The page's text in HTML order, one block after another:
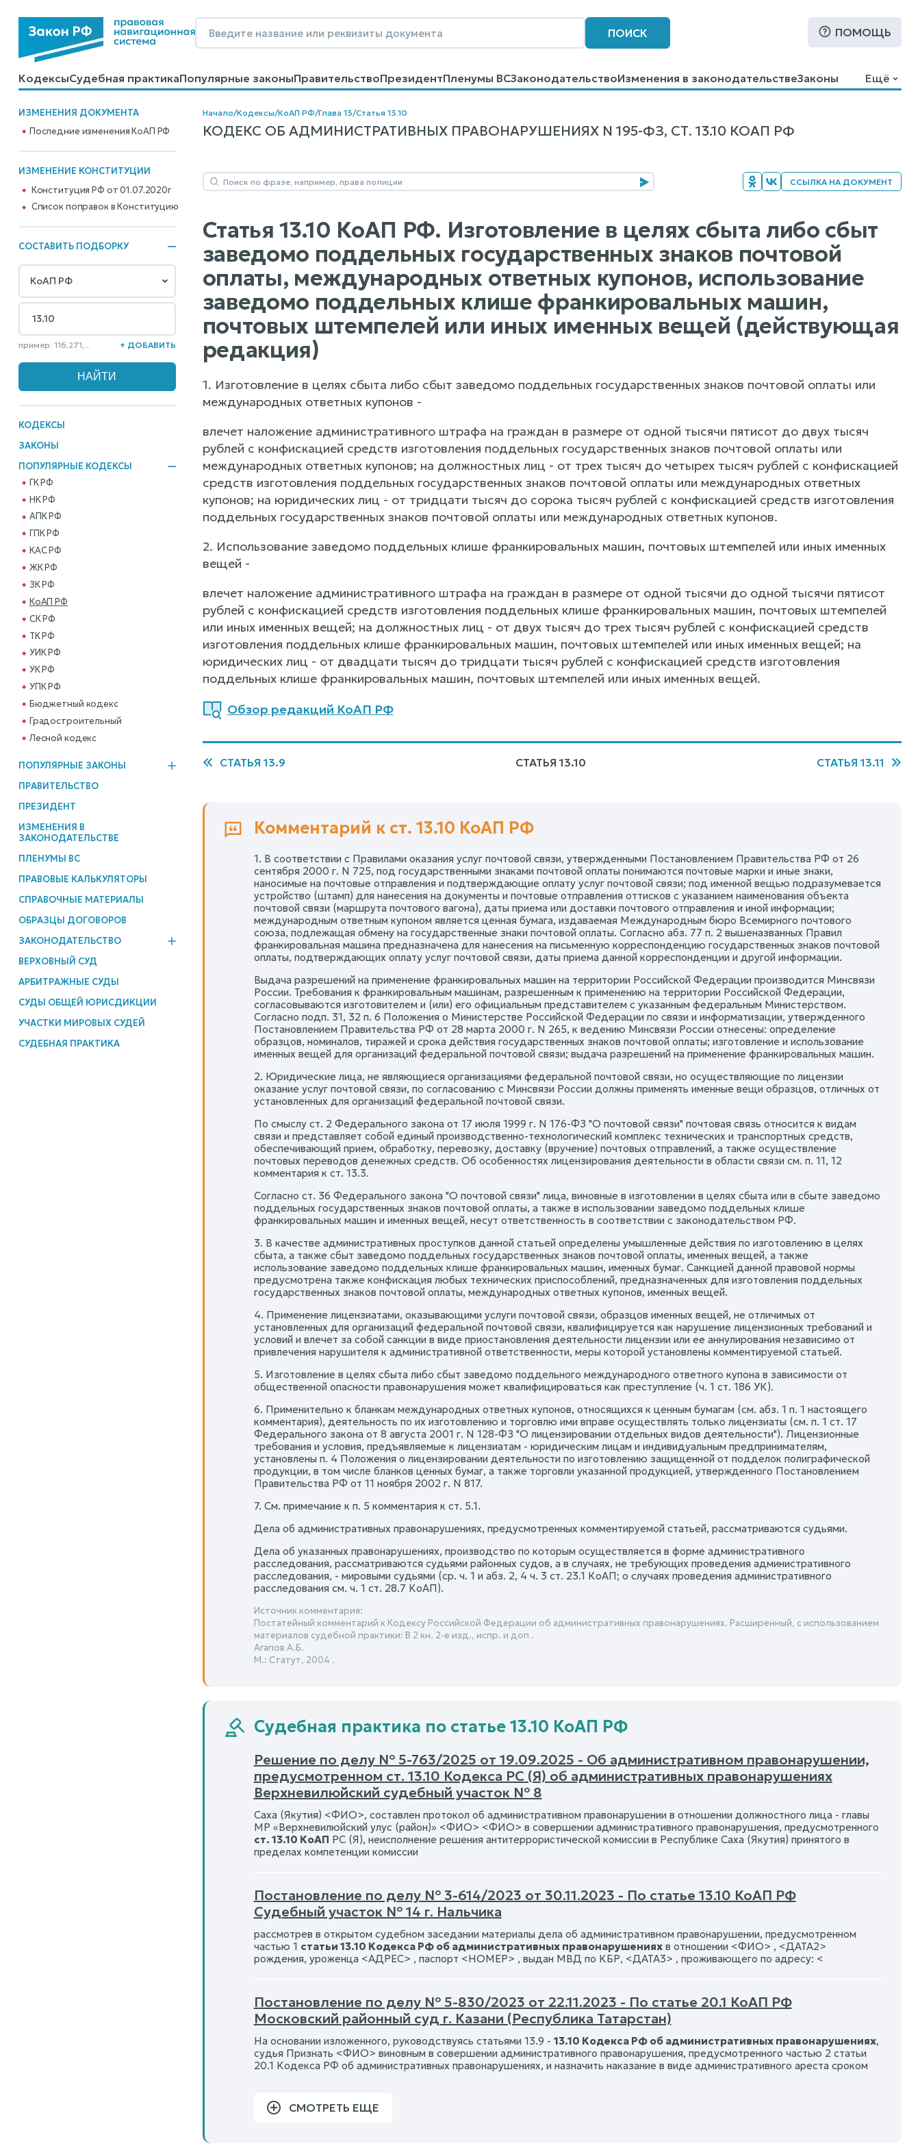
ПОИСК ПОМОЩЬ
КодексыСудебная практикаПопулярные законыПравительствоПрезидентПленумы ВСЗаконодательствоИзменения в законодательствеЗаконы
КалькуляторыСправочные материалыОбразцы договоровКонтактыПомощьПоиск
Ещё
ИЗМЕНЕНИЯ ДОКУМЕНТА
Последние изменения КоАП РФ
ИЗМЕНЕНИЕ КОНСТИТУЦИИ
Конституция РФ от 01.07.2020г
Cписок поправок в Конституцию
СОСТАВИТЬ ПОДБОРКУ
пример: 116,271,... + ДОБАВИТЬ
КОДЕКСЫ
ЗАКОНЫ
ПОПУЛЯРНЫЕ КОДЕКСЫ
ГК РФ
НК РФ
АПК РФ
ГПК РФ
КАС РФ
ЖК РФ
ЗК РФ
КоАП РФ
СК РФ
ТК РФ
УИК РФ
УК РФ
УПК РФ
Бюджетный кодекс
Градостроительный
Лесной кодекс
ПОПУЛЯРНЫЕ ЗАКОНЫ
ПРАВИТЕЛЬСТВО
ПРЕЗИДЕНТ
ИЗМЕНЕНИЯ В
ЗАКОНОДАТЕЛЬСТВЕ
ПЛЕНУМЫ ВС
ПРАВОВЫЕ КАЛЬКУЛЯТОРЫ
СПРАВОЧНЫЕ МАТЕРИАЛЫ
ОБРАЗЦЫ ДОГОВОРОВ
ЗАКОНОДАТЕЛЬСТВО
ВЕРХОВНЫЙ СУД
АРБИТРАЖНЫЕ СУДЫ
СУДЫ ОБЩЕЙ ЮРИСДИКЦИИ
УЧАСТКИ МИРОВЫХ СУДЕЙ
СУДЕБНАЯ ПРАКТИКА
Начало/Кодексы/КоАП РФ/Глава 13/Статья 13.10
КОДЕКС ОБ АДМИНИСТРАТИВНЫХ ПРАВОНАРУШЕНИЯХ N 195-ФЗ, СТ. 13.10 КОАП РФ
ССЫЛКА НА ДОКУМЕНТ
Статья 13.10 КоАП РФ. Изготовление в целях сбыта либо сбыт
заведомо поддельных государственных знаков почтовой
оплаты, международных ответных купонов, использование
заведомо поддельных клише франкировальных машин,
почтовых штемпелей или иных именных вещей (действующая
редакция)
1. Изготовление в целях сбыта либо сбыт заведомо поддельных государственных знаков почтовой оплаты или
международных ответных купонов -
влечет наложение административного штрафа на граждан в размере от одной тысячи пятисот до двух тысяч
рублей с конфискацией средств изготовления поддельных государственных знаков почтовой оплаты или
международных ответных купонов; на должностных лиц - от трех тысяч до четырех тысяч рублей с конфискацией
средств изготовления поддельных государственных знаков почтовой оплаты или международных ответных
купонов; на юридических лиц - от тридцати тысяч до сорока тысяч рублей с конфискацией средств изготовления
поддельных государственных знаков почтовой оплаты или международных ответных купонов.
2. Использование заведомо поддельных клише франкировальных машин, почтовых штемпелей или иных именных
вещей -
влечет наложение административного штрафа на граждан в размере от одной тысячи до одной тысячи пятисот
рублей с конфискацией средств изготовления поддельных клише франкировальных машин, почтовых штемпелей
или иных именных вещей; на должностных лиц - от двух тысяч до трех тысяч рублей с конфискацией средств
изготовления поддельных клише франкировальных машин, почтовых штемпелей или иных именных вещей; на
юридических лиц - от двадцати тысяч до тридцати тысяч рублей с конфискацией средств изготовления
поддельных клише франкировальных машин, почтовых штемпелей или иных именных вещей.
Обзор редакций КоАП РФ
СТАТЬЯ 13.9 СТАТЬЯ 13.10 СТАТЬЯ 13.11
Комментарий к ст. 13.10 КоАП РФ
1. В соответствии с Правилами оказания услуг почтовой связи, утвержденными Постановлением Правительства РФ от 26
сентября 2000 г. N 725, под государственными знаками почтовой оплаты понимаются почтовые марки и иные знаки,
наносимые на почтовые отправления и подтверждающие оплату услуг почтовой связи; под именной вещью подразумевается
устройство (штамп) для нанесения на документы и почтовые отправления оттисков с указанием наименования объекта
почтовой связи (маршрута почтового вагона), даты приема или доставки почтового отправления и иной информации;
международным ответным купоном является ценная бумага, издаваемая Международным бюро Всемирного почтового
союза, подлежащая обмену на государственные знаки почтовой оплаты. Согласно абз. 77 п. 2 вышеназванных Правил
франкировальная машина предназначена для нанесения на письменную корреспонденцию государственных знаков почтовой
оплаты, подтверждающих оплату услуг почтовой связи, даты приема данной корреспонденции и другой информации.
Выдача разрешений на применение франкировальных машин на территории Российской Федерации производится Минсвязи
России. Требования к франкировальным машинам, разрешенным к применению на территории Российской Федерации,
согласовываются изготовителем и (или) его официальным представителем с указанным федеральным Министерством.
Согласно подп. 31, 32 п. 6 Положения о Министерстве Российской Федерации по связи и информатизации, утвержденного
Постановлением Правительства РФ от 28 марта 2000 г. N 265, к ведению Минсвязи России отнесены: определение
образцов, номиналов, тиражей и срока действия государственных знаков почтовой оплаты; изготовление и использование
именных вещей для организаций федеральной почтовой связи; выдача разрешений на применение франкировальных машин.
2. Юридические лица, не являющиеся организациями федеральной почтовой связи, но осуществляющие по лицензии
оказание услуг почтовой связи, по согласованию с Минсвязи России должны применять именные вещи образцов, отличных от
установленных для организаций федеральной почтовой связи.
По смыслу ст. 2 Федерального закона от 17 июля 1999 г. N 176-ФЗ "О почтовой связи" почтовая связь относится к видам
связи и представляет собой единый производственно-технологический комплекс технических и транспортных средств,
обеспечивающий прием, обработку, перевозку, доставку (вручение) почтовых отправлений, а также осуществление
почтовых переводов денежных средств. Об особенностях лицензирования деятельности в области связи см. п. 11, 12
комментария к ст. 13.3.
Согласно ст. 36 Федерального закона "О почтовой связи" лица, виновные в изготовлении в целях сбыта или в сбыте заведомо
поддельных государственных знаков почтовой оплаты, а также в использовании заведомо поддельных клише
франкировальных машин и именных вещей, несут ответственность в соответствии с законодательством РФ.
3. В качестве административных проступков данной статьей определены умышленные действия по изготовлению в целях
сбыта, а также сбыт заведомо поддельных государственных знаков почтовой оплаты, именных вещей, а также
использование заведомо поддельных клише франкировальных машин, именных бумаг. Санкцией данной правовой нормы
предусмотрена также конфискация любых технических приспособлений, предназначенных для изготовления поддельных
государственных знаков почтовой оплаты, международных ответных купонов, именных вещей.
4. Применение лицензиатами, оказывающими услуги почтовой связи, образцов именных вещей, не отличимых от
установленных для организаций федеральной почтовой связи, квалифицируется как нарушение лицензионных требований и
условий и влечет за собой санкции в виде приостановления деятельности лицензии или ее аннулирования независимо от
привлечения нарушителя к административной ответственности, меры которой установлены комментируемой статьей.
5. Изготовление в целях сбыта либо сбыт заведомо поддельного международного ответного купона в зависимости от
общественной опасности правонарушения может квалифицироваться как преступление (ч. 1 ст. 186 УК).
6. Применительно к бланкам международных ответных купонов, относящихся к ценным бумагам (см. абз. 1 п. 1 настоящего
комментария), деятельность по их изготовлению и торговлю ими вправе осуществлять только лицензиаты (см. п. 1 ст. 17
Федерального закона от 8 августа 2001 г. N 128-ФЗ "О лицензировании отдельных видов деятельности"). Лицензионные
требования и условия, предъявляемые к лицензиатам - юридическим лицам и индивидуальным предпринимателям,
установлены п. 4 Положения о лицензировании деятельности по изготовлению защищенной от подделок полиграфической
продукции, в том числе бланков ценных бумаг, а также торговли указанной продукцией, утвержденного Постановлением
Правительства РФ от 11 ноября 2002 г. N 817.
7. См. примечание к п. 5 комментария к ст. 5.1.
Дела об административных правонарушениях, предусмотренных комментируемой статьей, рассматриваются судьями.
Дела об указанных правонарушениях, производство по которым осуществляется в форме административного
расследования, рассматриваются судьями районных судов, а в случаях, не требующих проведения административного
расследования, - мировыми судьями (ср. ч. 1 и абз. 2, 4 ч. 3 ст. 23.1 КоАП; о случаях проведения административного
расследования см. ч. 1 ст. 28.7 КоАП).
Источник комментария:
Постатейный комментарий к Кодексу Российской Федерации об административных правонарушениях. Расширенный, с использованием
материалов судебной практики: В 2 кн. 2-е изд., испр. и доп .
Агапов А.Б.
М.: Статут, 2004 .
Судебная практика по статье 13.10 КоАП РФ
Решение по делу № 5-763/2025 от 19.09.2025 - Об административном правонарушении,
предусмотренном ст. 13.10 Кодекса РС (Я) об административных правонарушениях
Верхневилюйский судебный участок № 8
Саха (Якутия) <ФИО>, составлен протокол об административном правонарушении в отношении должностного лица - главы
МР «Верхневилюйский улус (район)» <ФИО> <ФИО> в совершении административного правонарушения, предусмотренного
ст. 13.10 КоАП РС (Я), неисполнение решения антитеррористической комиссии в Республике Саха (Якутия) принятого в
пределах компетенции комиссии
Постановление по делу № 3-614/2023 от 30.11.2023 - По статье 13.10 КоАП РФ
Судебный участок № 14 г. Нальчика
рассмотрев в открытом судебном заседании материалы дела об административном правонарушении, предусмотренном
частью 1 статьи 13.10 Кодекса РФ об административных правонарушенияхв отношении <ФИО> , <ДАТА2>
рождения, уроженца <АДРЕС> , паспорт <НОМЕР> , выдан МВД по КБР, <ДАТА3> , проживающего по адресу: <
Постановление по делу № 5-830/2023 от 22.11.2023 - По статье 20.1 КоАП РФ
Московский районный суд г. Казани (Республика Татарстан)
На основании изложенного, руководствуясь статьями 13.9 - 13.10 Кодекса РФ об административных правонарушениях,
судья Признать <ФИО> виновным в совершении административного правонарушения, предусмотренного частью 2 статьи
20.1 Кодекса РФ об административных правонарушениях, и назначить наказание в виде административного ареста сроком
СМОТРЕТЬ ЕЩЕ